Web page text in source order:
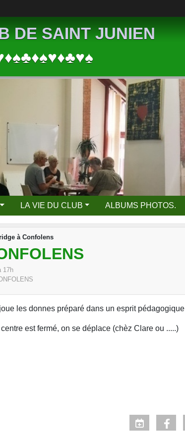
DE SAINT JUNIEN
LA VIE DU CLUB ALBUMS PHOTOS.
à Confolens
17h
les donnes préparé dans un esprit pédagogique
est fermé, on se déplace (chèz Clare ou .....)